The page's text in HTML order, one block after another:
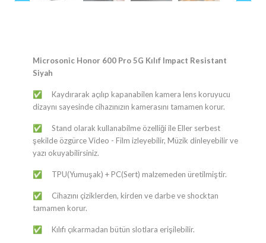
Microsonic Honor 600 Pro 5G Kılıf Impact Resistant
Siyah
✅ Kaydırarak açılıp kapanabilen kamera lens koruyucu
dizaynı sayesinde cihazınızın kamerasını tamamen korur.
✅ Stand olarak kullanabilme özelliği ile Eller serbest
şekilde özgürce Video - Film izleyebilir, Müzik dinleyebilir ve
yazı okuyabilirsiniz.
✅ TPU(Yumuşak) + PC(Sert) malzemeden üretilmiştir.
✅ Cihazını çiziklerden, kirden ve darbe ve shocktan
tamamen korur.
✅ Kılıfı çıkarmadan bütün slotlara erişilebilir.